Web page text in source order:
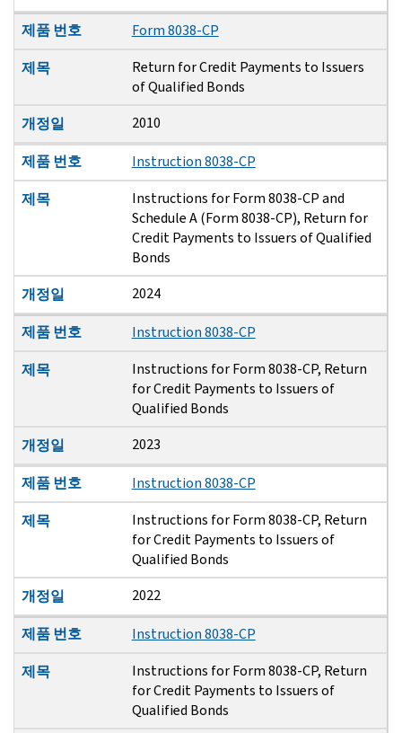
제품 번호
Form 8038-CP
제목
Return for Credit Payments to Issuers
of Qualified Bonds
개정일
2010
제품 번호
Instruction 8038-CP
제목
Instructions for Form 8038-CP and
Schedule A (Form 8038-CP), Return for
Credit Payments to Issuers of Qualified
Bonds
개정일
2024
제품 번호
Instruction 8038-CP
제목
Instructions for Form 8038-CP, Return
for Credit Payments to Issuers of
Qualified Bonds
개정일
2023
제품 번호
Instruction 8038-CP
제목
Instructions for Form 8038-CP, Return
for Credit Payments to Issuers of
Qualified Bonds
개정일
2022
제품 번호
Instruction 8038-CP
제목
Instructions for Form 8038-CP, Return
for Credit Payments to Issuers of
Qualified Bonds